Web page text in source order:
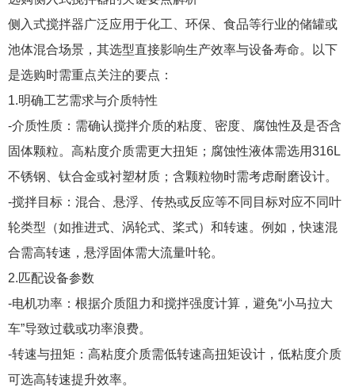
侧入式搅拌器广泛应用于化工、环保、食品等行业的储罐或
池体混合场景，其选型直接影响生产效率与设备寿命。以下
是选购时需重点关注的要点：
1.明确工艺需求与介质特性
-介质性质：需确认搅拌介质的粘度、密度、腐蚀性及是否含
固体颗粒。高粘度介质需更大扭矩；腐蚀性液体需选用316L
不锈钢、钛合金或衬塑材质；含颗粒物时需考虑耐磨设计。
-搅拌目标：混合、悬浮、传热或反应等不同目标对应不同叶
轮类型（如推进式、涡轮式、桨式）和转速。例如，快速混
合需高转速，悬浮固体需大流量叶轮。
2.匹配设备参数
-电机功率：根据介质阻力和搅拌强度计算，避免“小马拉大
车”导致过载或功率浪费。
-转速与扭矩：高粘度介质需低转速高扭矩设计，低粘度介质
可选高转速提升效率。